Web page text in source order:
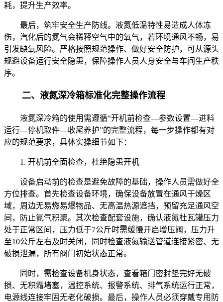
耗，提升生产效率。
最后，筑牢安全生产防线。液氮低温特性易造成人体冻
伤，汽化后的氮气会稀释空气中的氧气，若环境通风不畅，易
引发缺氧风险。严格按照规范操作、做好安全防护，可从源头
规避设备运行安全隐患，保障操作人员人身安全与车间生产秩
序。
二、液氮深冷箱标准化完整操作流程
液氮深冷箱的使用需遵循“开机前检查—参数设置—进料
运行—停机取件—收尾养护”的完整流程，每一步操作都有对
应的规范要求，具体实操细节如下：
1. 开机前全面检查，杜绝隐患开机
设备启动前的检查是避免故障的基础，操作人员需做好全
方位排查。首先检查设备环境，确保设备放置在通风干燥区
域，周边无易燃易爆物品、无高温热源遮挡，预留充足通风空
间，防止氮气积聚。其次检查配套设施，确认液氮杜瓦罐压力
处于正常区间，压力低于7公斤时需缓慢开启增压阀，压力升
至10公斤左右及时关闭，同时检查液氮输送管道连接紧密、无
破损泄漏，所有阀门初始状态正常。
同时，需检查设备机身状态，查看箱门密封垫完好无破
损、无积霜堵塞，温控系统、报警系统、排气系统运行正常，
电源线连接牢固无老化破损。最后，操作人员必须穿戴专用防